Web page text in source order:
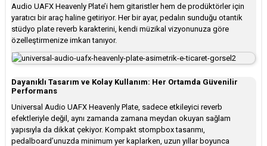
Audio UAFX Heavenly Plate’i hem gitaristler hem de prodüktörler için
yaratıcı bir araç haline getiriyor. Her bir ayar, pedalın sunduğu otantik
stüdyo plate reverb karakterini, kendi müzikal vizyonunuza göre
özelleştirmenize imkan tanıyor.
Dayanıklı Tasarım ve Kolay Kullanım: Her Ortamda Güvenilir
Performans
Universal Audio UAFX Heavenly Plate, sadece etkileyici reverb
efektleriyle değil, aynı zamanda zamana meydan okuyan sağlam
yapısıyla da dikkat çekiyor. Kompakt stompbox tasarımı,
pedalboard’unuzda minimum yer kaplarken, uzun yıllar boyunca